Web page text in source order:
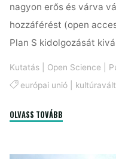
nagyon erős és várva
hozzáférést (open
Plan S kidolgozását
Kutatás Open Science
európai unió|
OLVASS TOVÁBB